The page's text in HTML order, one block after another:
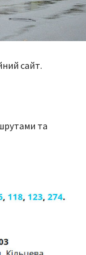
сайт.
та